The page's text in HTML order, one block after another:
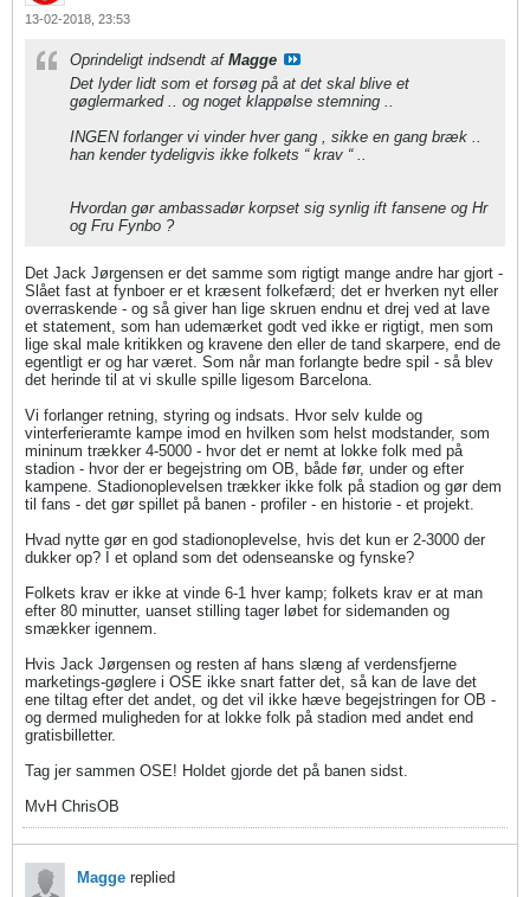
13-02-2018, 23:53
Oprindeligt indsendt af Magge
Det lyder lidt som et forsøg på at det skal blive et
gøglermarked .. og noget klappølse stemning ..
INGEN forlanger vi vinder hver gang , sikke en gang bræk ..
han kender tydeligvis ikke folkets “ krav “ ..
Hvordan gør ambassadør korpset sig synlig ift fansene og Hr
og Fru Fynbo ?
Det Jack Jørgensen er det samme som rigtigt mange andre har gjort -
Slået fast at fynboer er et kræsent folkefærd; det er hverken nyt eller
overraskende - og så giver han lige skruen endnu et drej ved at lave
et statement, som han udemærket godt ved ikke er rigtigt, men som
lige skal male kritikken og kravene den eller de tand skarpere, end de
egentligt er og har været. Som når man forlangte bedre spil - så blev
det herinde til at vi skulle spille ligesom Barcelona.
Vi forlanger retning, styring og indsats. Hvor selv kulde og
vinterferieramte kampe imod en hvilken som helst modstander, som
mininum trækker 4-5000 - hvor det er nemt at lokke folk med på
stadion - hvor der er begejstring om OB, både før, under og efter
kampene. Stadionoplevelsen trækker ikke folk på stadion og gør dem
til fans - det gør spillet på banen - profiler - en historie - et projekt.
Hvad nytte gør en god stadionoplevelse, hvis det kun er 2-3000 der
dukker op? I et opland som det odenseanske og fynske?
Folkets krav er ikke at vinde 6-1 hver kamp; folkets krav er at man
efter 80 minutter, uanset stilling tager løbet for sidemanden og
smækker igennem.
Hvis Jack Jørgensen og resten af hans slæng af verdensfjerne
marketings-gøglere i OSE ikke snart fatter det, så kan de lave det
ene tiltag efter det andet, og det vil ikke hæve begejstringen for OB -
og dermed muligheden for at lokke folk på stadion med andet end
gratisbilletter.
Tag jer sammen OSE! Holdet gjorde det på banen sidst.
MvH ChrisOB
Magge replied